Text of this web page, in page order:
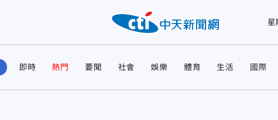
星
即時 熱門 要聞 社會 娛樂 體育 生活 國際